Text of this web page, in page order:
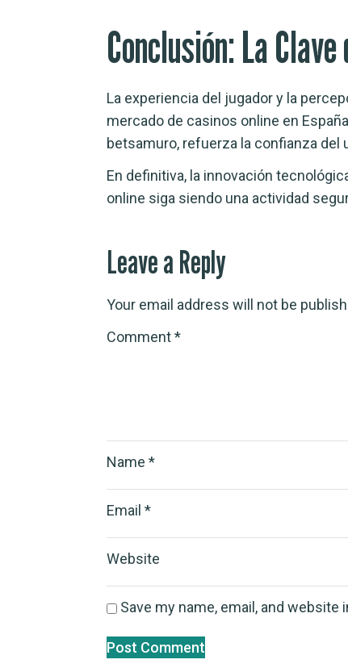
Conclusión: La
La experiencia del jugador y la
mercado de casinos online en
betsamuro, refuerza la confianza del
En definitiva, la innovación
online siga siendo una actividad
Leave a Reply
Your email address will not be
Comment*
Name *
Email *
Website
Save my name, email, and